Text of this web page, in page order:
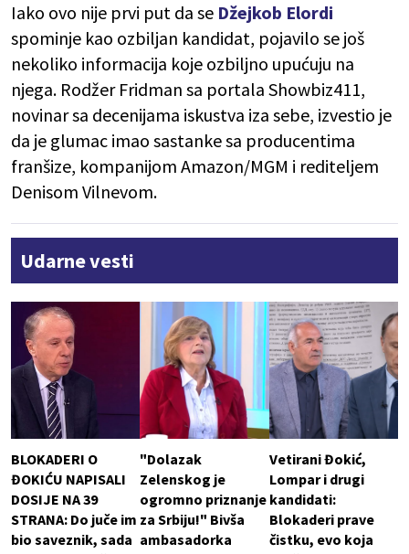
Iako ovo nije prvi put da se Džejkob Elordi
spominje kao ozbiljan kandidat, pojavilo se još
nekoliko informacija koje ozbiljno upućuju na
njega. Rodžer Fridman sa portala Showbiz411,
novinar sa decenijama iskustva iza sebe, izvestio je
da je glumac imao sastanke sa producentima
franšize, kompanijom Amazon/MGM i rediteljem
Denisom Vilnevom.
Udarne vesti
BLOKADERI O
ĐOKIĆU NAPISALI
DOSIJE NA 39
STRANA: Do juče im
bio saveznik, sada
"Dolazak
Zelenskog je
ogromno priznanje
za Srbiju!" Bivša
ambasadorka
Vetirani Đokić,
Lompar i drugi
kandidati:
Blokaderi prave
čistku, evo koja